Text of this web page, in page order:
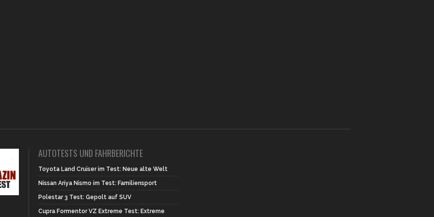
AUTOTESTS UND FAHRBERICHTE
Toyota Land Cruiser im Test: Neue alte Welt
Nissan Ariya Nismo im Test: Familiensport
Polestar 3 Test: Gepolt auf SUV
Cupra Formentor VZ Extreme Test: Extreme